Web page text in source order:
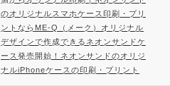
点風合いが異なります。天然木を…
ならME-Q（メーク）
のオリジナルスマホケース印刷・プリ
ントならME-Q（メーク）オリジナル
デザインで作成できるネオンサンドケ
ース発売開始！ネオンサンドのオリジ
ナルiPhoneケースの印刷・プリント
ならME-QME-Qでは話題のネオンサ